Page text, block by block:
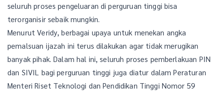
seluruh proses pengeluaran di perguruan tinggi bisa
terorganisir sebaik mungkin.
Menurut Veridy, berbagai upaya untuk menekan angka
pemalsuan ijazah ini terus dilakukan agar tidak merugikan
banyak pihak. Dalam hal ini, seluruh proses pemberlakuan PIN
dan SIVIL bagi perguruan tinggi juga diatur dalam Peraturan
Menteri Riset Teknologi dan Pendidikan Tinggi Nomor 59